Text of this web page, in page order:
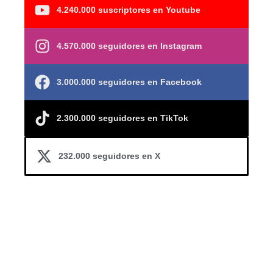
4.240.000 suscriptores en Youtube
4.570.000 seguidores en Instagram
3.000.000 seguidores en Facebook
2.300.000 seguidores en TikTok
232.000 seguidores en X